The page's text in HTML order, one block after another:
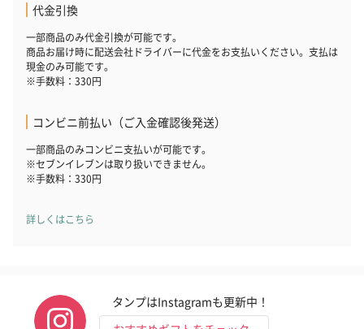
代金引換
一部商品のみ代金引換が可能です。
商品お届け時に配送会社ドライバーに代金をお支払いください。支払は
現金のみ可能です。
※手数料：330円
コンビニ前払い（ご入金確認後発送）
一部商品のみコンビニ支払いが可能です。
※セブンイレブンは取り扱いできません。
※手数料：330円
詳しくはこちら
タンプはInstagramも更新中！